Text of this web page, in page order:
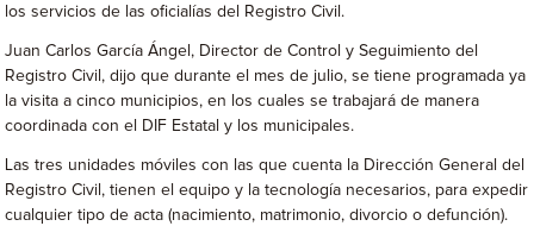
los servicios de las oficialías del Registro Civil.
Juan Carlos García Ángel, Director de Control y Seguimiento del
Registro Civil, dijo que durante el mes de julio, se tiene programada ya
la visita a cinco municipios, en los cuales se trabajará de manera
coordinada con el DIF Estatal y los municipales.
Las tres unidades móviles con las que cuenta la Dirección General del
Registro Civil, tienen el equipo y la tecnología necesarios, para expedir
cualquier tipo de acta (nacimiento, matrimonio, divorcio o defunción).